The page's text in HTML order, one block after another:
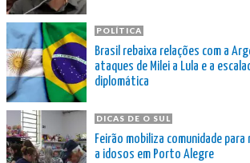
POLÍTICA
Brasil rebaixa relações com a
ataques de Milei a Lula e a
diplomática
DICAS DE O SUL
Feirão mobiliza comunidade
a idosos em Porto Alegre